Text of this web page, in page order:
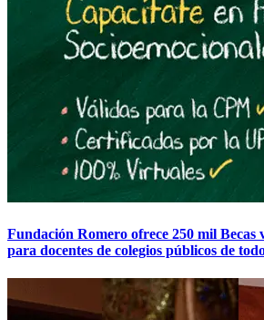
Fundación Romero ofrece 250 mil Becas
para docentes de colegios públicos de